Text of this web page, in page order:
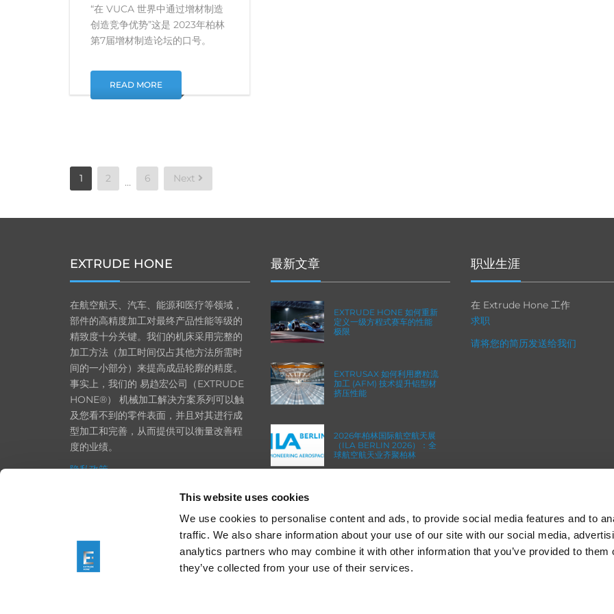
This website uses cookies
We use cookies to personalise content and ads, to provide social media features and to
traffic. We also share information about your use of our site with our social media,
analytics partners who may combine it with other information that you’ve provided to them
they’ve collected from your use of their services.
“在 VUCA 世界中通过增材制造
创造竞争优势”这是 2023年柏林
第7届增材制造论坛的口号。
READ MORE
Posts
pagination
1 2 … 6 Next
EXTRUDE HONE
在航空航天、汽车、能源和医疗等领域，
部件的高精度加工对最终产品性能等级的
精致度十分关键。我们的机床采用完整的
加工方法（加工时间仅占其他方法所需时
间的一小部分）来提高成品轮廓的精度。
事实上，我们的 易趋宏公司（EXTRUDE
HONE®） 机械加工解决方案系列可以触
及您看不到的零件表面，并且对其进行成
型加工和完善，从而提供可以衡量改善程
度的业绩。
隐私政策
一般条款和条件
最新文章
EXTRUDE HONE 如何重新
定义一级方程式赛车的性能
极限
EXTRUSAX 如何利用磨粒流
加工 (AFM) 技术提升铝型材
挤压性能
2026年柏林国际航空航天展
（ILA BERLIN 2026）：全
球航空航天业齐聚柏林
职业生涯
在 Extrude Hone 工作
求职
请将您的简历发送给我们